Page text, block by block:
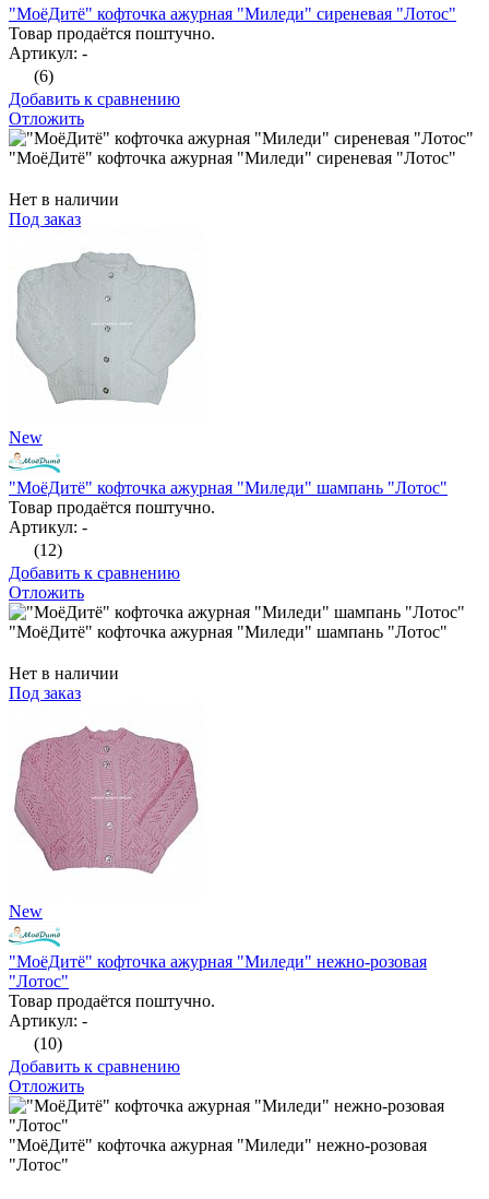
"МоёДитё" кофточка ажурная "Миледи" сиреневая "Лотос"
Товар продаётся поштучно.
Артикул: -
(6)
Добавить к сравнению
Отложить
"МоёДитё" кофточка ажурная "Миледи" сиреневая "Лотос"
Нет в наличии
Под заказ
New
"МоёДитё" кофточка ажурная "Миледи" шампань "Лотос"
Товар продаётся поштучно.
Артикул: -
(12)
Добавить к сравнению
Отложить
"МоёДитё" кофточка ажурная "Миледи" шампань "Лотос"
Нет в наличии
Под заказ
New
"МоёДитё" кофточка ажурная "Миледи" нежно-розовая
"Лотос"
Товар продаётся поштучно.
Артикул: -
(10)
Добавить к сравнению
Отложить
"МоёДитё" кофточка ажурная "Миледи" нежно-розовая
"Лотос"